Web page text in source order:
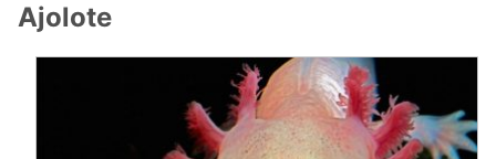
Ajolote